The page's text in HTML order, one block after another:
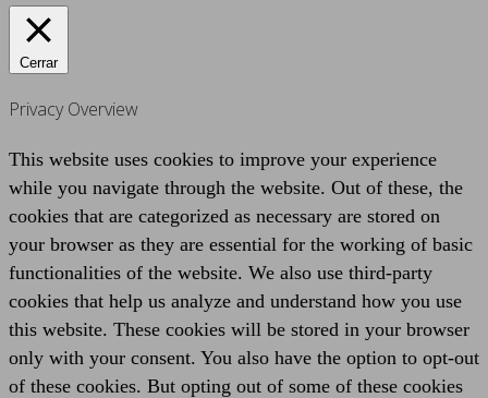
Cerrar
Privacy Overview
This website uses cookies to improve your experience
while you navigate through the website. Out of these, the
cookies that are categorized as necessary are stored on
your browser as they are essential for the working of basic
functionalities of the website. We also use third-party
cookies that help us analyze and understand how you use
this website. These cookies will be stored in your browser
only with your consent. You also have the option to opt-out
of these cookies. But opting out of some of these cookies